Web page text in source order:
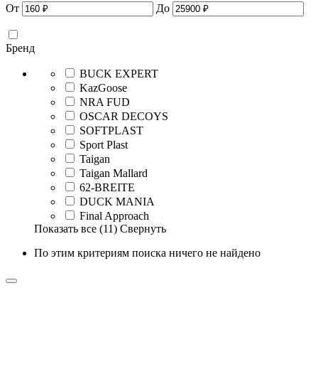
От До
Бренд
BUCK EXPERT
KazGoose
NRA FUD
OSCAR DECOYS
SOFTPLAST
Sport Plast
Taigan
Taigan Mallard
62-BREITE
DUCK MANIA
Final Approach
Показать все (11) Свернуть
По этим критериям поиска ничего не найдено